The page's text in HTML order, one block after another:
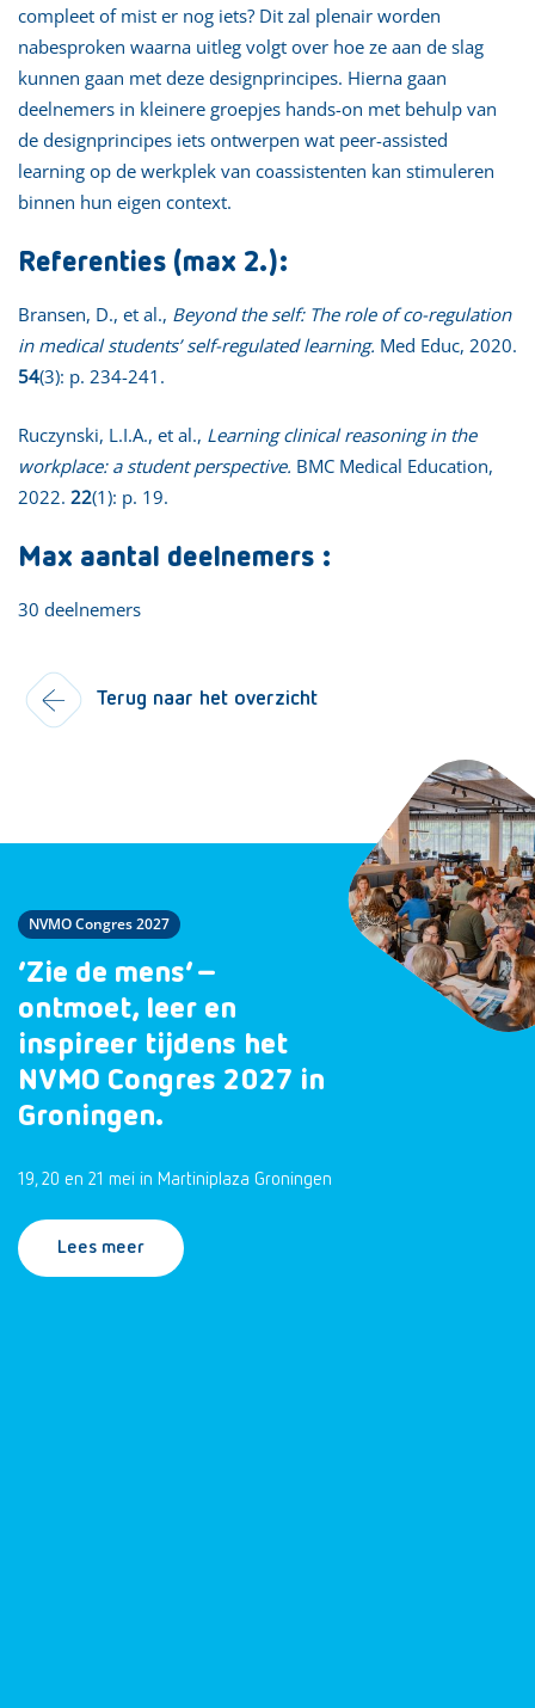
compleet of mist er nog iets? Dit zal plenair worden
nabesproken waarna uitleg volgt over hoe ze aan de slag
kunnen gaan met deze designprincipes. Hierna gaan
deelnemers in kleinere groepjes hands-on met behulp van
de designprincipes iets ontwerpen wat peer-assisted
learning op de werkplek van coassistenten kan stimuleren
binnen hun eigen context.
Referenties (max 2.):
Bransen, D., et al., Beyond the self: The role of co-regulation
in medical students’ self-regulated learning. Med Educ, 2020.
54(3): p. 234-241.
Ruczynski, L.I.A., et al., Learning clinical reasoning in the
workplace: a student perspective. BMC Medical Education,
2022. 22(1): p. 19.
Max aantal deelnemers :
30 deelnemers
Terug naar het overzicht
NVMO Congres 2027
‘Zie de mens’ –
ontmoet, leer en
inspireer tijdens het
NVMO Congres 2027 in
Groningen.
19, 20 en 21 mei in Martiniplaza Groningen
Lees meer